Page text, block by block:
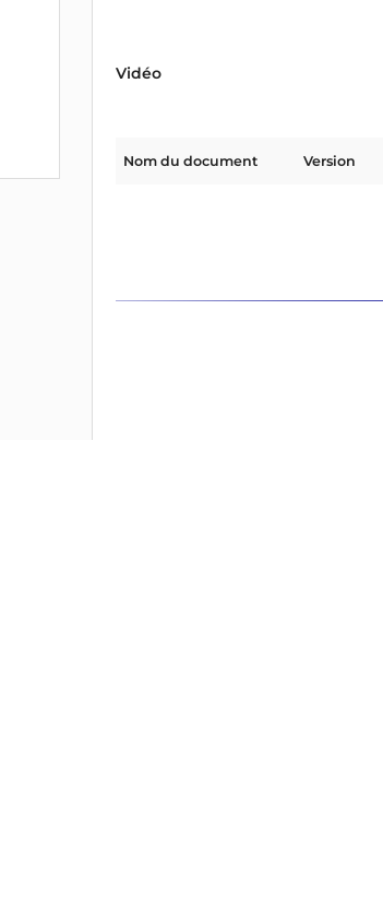
Vidéo
Nom du document Version